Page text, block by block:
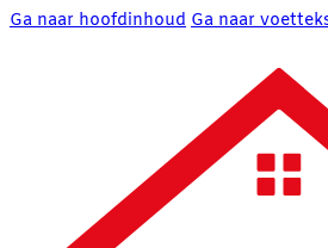
Ga naar hoofdinhoud Ga naar